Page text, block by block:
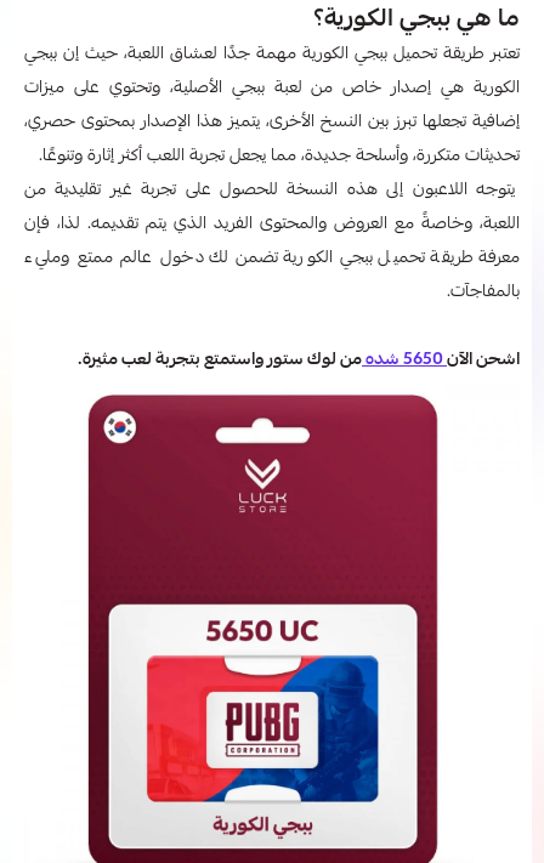
ما هي ببجي الكورية؟
تعتبر طريقة تحميل ببجي الكورية مهمة جدًا لعشاق اللعبة، حيث إن ببجي
الكورية هي إصدار خاص من لعبة ببجي الأصلية، وتحتوي على ميزات
إضافية تجعلها تبرز بين النسخ الأخرى، يتميز هذا الإصدار بمحتوى حصري،
تحديثات متكررة، وأسلحة جديدة، مما يجعل تجربة اللعب أكثر إثارة وتنوعًا.
يتوجه اللاعبون إلى هذه النسخة للحصول على تجربة غير تقليدية من
اللعبة، وخاصةً مع العروض والمحتوى الفريد الذي يتم تقديمه. لذا، فإن
معرفة طريقة تحميل ببجي الكورية تضمن لك دخول عالم ممتع ومليء
بالمفاجآت.
اشحن الآن5650 شده من لوك ستور واستمتع بتجربة لعب مثيرة.